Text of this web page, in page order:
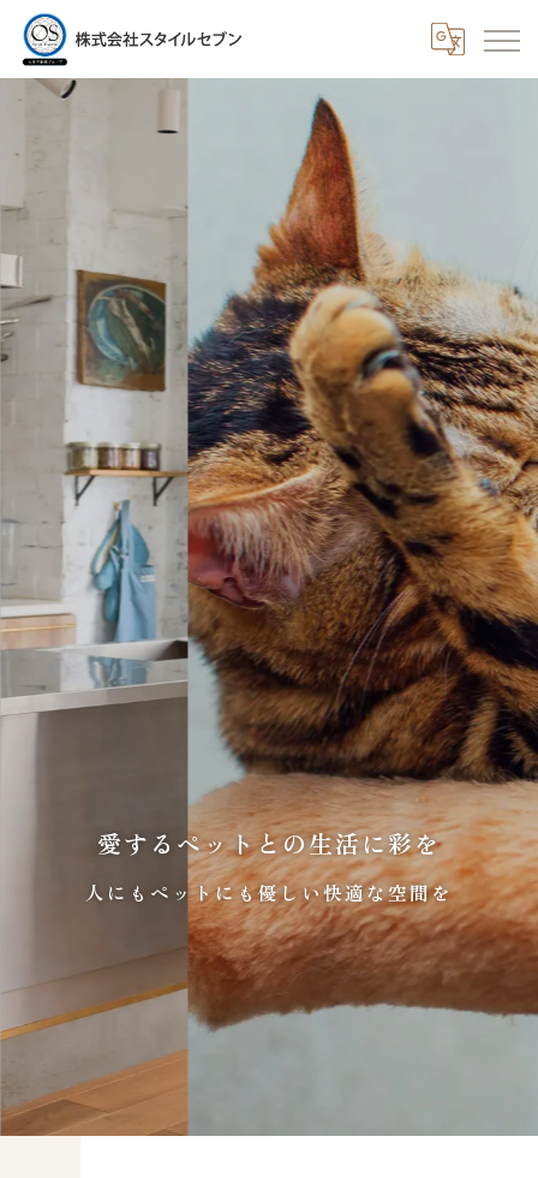
愛するペットとの生活に彩を
人にもペットにも優しい快適な空間を